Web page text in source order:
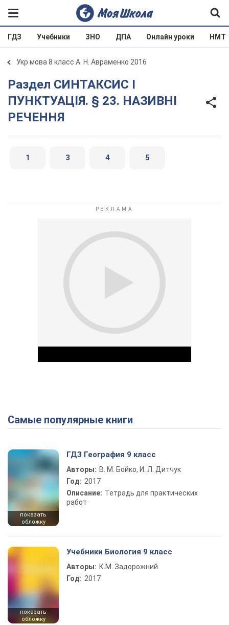
ГДЗ Учебники ЗНО ДПА Онлайн уроки НМТ
Укр мова 8 класс А. Н. Авраменко 2016
Раздел СИНТАКСИС І
ПУНКТУАЦІЯ. § 23. НАЗИВНІ
РЕЧЕННЯ
1 3 4 5
Play Video
Самые популярные книги
показать
обложку
ГДЗ География 9 класс
Авторы: В. М. Бойко, И. Л. Дитчук
Год: 2017
Описание: Тетрадь для практических
работ
показать
обложку
Учебники Биология 9 класс
Авторы: К.М. Задорожний
Год: 2017